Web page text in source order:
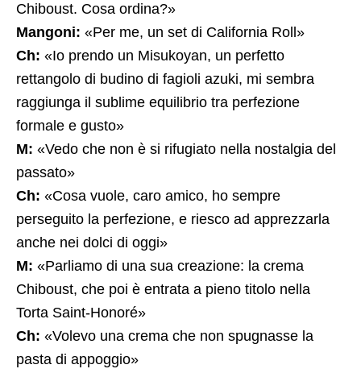
Chiboust. Cosa ordina?»
Mangoni: «Per me, un set di California Roll»
Ch: «Io prendo un Misukoyan, un perfetto
rettangolo di budino di fagioli azuki, mi sembra
raggiunga il sublime equilibrio tra perfezione
formale e gusto»
M: «Vedo che non è si rifugiato nella nostalgia del
passato»
Ch: «Cosa vuole, caro amico, ho sempre
perseguito la perfezione, e riesco ad apprezzarla
anche nei dolci di oggi»
M: «Parliamo di una sua creazione: la crema
Chiboust, che poi è entrata a pieno titolo nella
Torta Saint-Honoré»
Ch: «Volevo una crema che non spugnasse la
pasta di appoggio»